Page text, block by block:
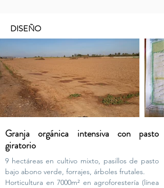
DISEÑO
Granja orgánica intensiva con pasto
giratorio
9 hectáreas en cultivo mixto, pasillos de pasto
bajo abono verde, forrajes, árboles frutales.
Horticultura en 7000m² en agroforestería (línea